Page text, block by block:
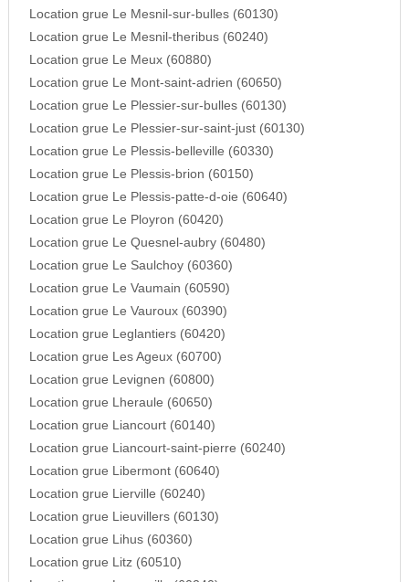
Location grue Le Mesnil-sur-bulles (60130)
Location grue Le Mesnil-theribus (60240)
Location grue Le Meux (60880)
Location grue Le Mont-saint-adrien (60650)
Location grue Le Plessier-sur-bulles (60130)
Location grue Le Plessier-sur-saint-just (60130)
Location grue Le Plessis-belleville (60330)
Location grue Le Plessis-brion (60150)
Location grue Le Plessis-patte-d-oie (60640)
Location grue Le Ployron (60420)
Location grue Le Quesnel-aubry (60480)
Location grue Le Saulchoy (60360)
Location grue Le Vaumain (60590)
Location grue Le Vauroux (60390)
Location grue Leglantiers (60420)
Location grue Les Ageux (60700)
Location grue Levignen (60800)
Location grue Lheraule (60650)
Location grue Liancourt (60140)
Location grue Liancourt-saint-pierre (60240)
Location grue Libermont (60640)
Location grue Lierville (60240)
Location grue Lieuvillers (60130)
Location grue Lihus (60360)
Location grue Litz (60510)